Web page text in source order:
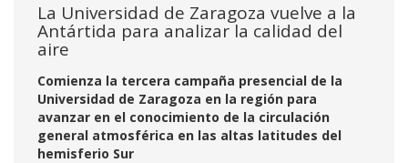
La Universidad de Zaragoza vuelve a la
Antártida para analizar la calidad del
aire
Comienza la tercera campaña presencial de la
Universidad de Zaragoza en la región para
avanzar en el conocimiento de la circulación
general atmosférica en las altas latitudes del
hemisferio Sur